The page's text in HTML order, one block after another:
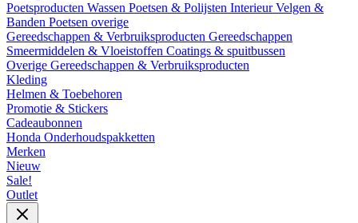
Poetsproducten Wassen Poetsen & Polijsten InterieurVelgen &
Banden Poetsen overige
Gereedschappen & Verbruiksproducten Gereedschappen
Smeermiddelen & Vloeistoffen Coatings & spuitbussen
Overige Gereedschappen & Verbruiksproducten
Kleding
Helmen & Toebehoren
Promotie & Stickers
Cadeaubonnen
Honda Onderhoudspakketten
Merken
Nieuw
Sale!
Outlet